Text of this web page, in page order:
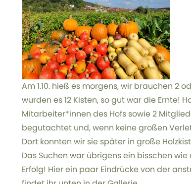
Am 1.10. hieß es morgens, wir brauchen 2
wurden es 12 Kisten, so gut war die Ernte!
Mitarbeiter*innen des Hofs sowie 2
begutachtet und, wenn keine großen
Dort konnten wir sie später in große
Das Suchen war übrigens ein bisschen
Erfolg! Hier ein paar Eindrücke von der